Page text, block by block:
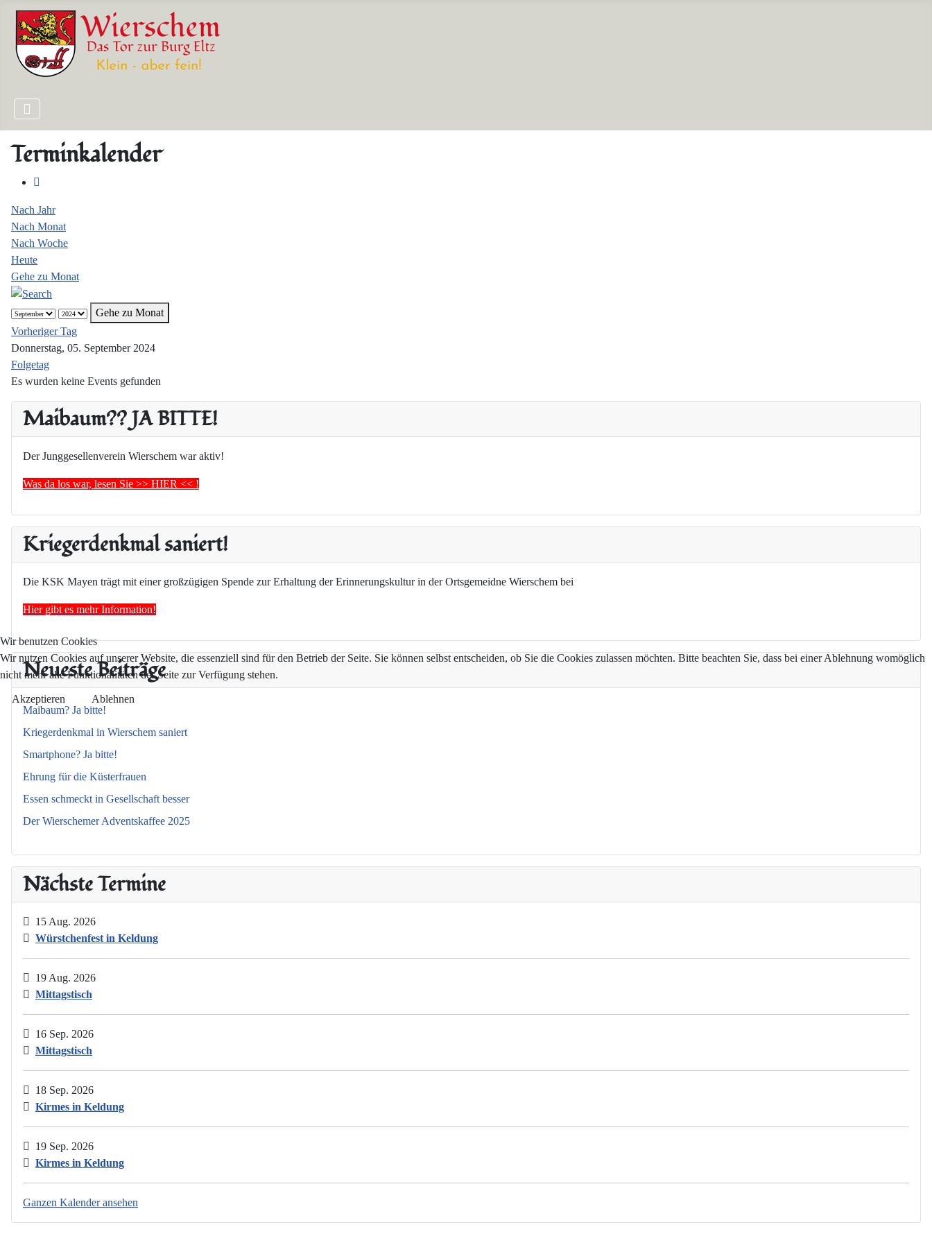
Maibaum?? JA BITTE!
Der Junggesellenverein Wierschem war aktiv!
Was da los war, lesen Sie >> HIER << !
Kriegerdenkmal saniert!
Die KSK Mayen trägt mit einer großzügigen Spende zur Erhaltung der Erinnerungskultur in der Ortsgemeidne Wierschem bei
Hier gibt es mehr Information!
Neueste Beiträge
Maibaum? Ja bitte!
Kriegerdenkmal in Wierschem saniert
Smartphone? Ja bitte!
Ehrung für die Küsterfrauen
Essen schmeckt in Gesellschaft besser
Der Wierschemer Adventskaffee 2025
Nächste Termine
15 Aug. 2026
Würstchenfest in Keldung
19 Aug. 2026
Mittagstisch
16 Sep. 2026
Mittagstisch
18 Sep. 2026
Kirmes in Keldung
19 Sep. 2026
Kirmes in Keldung
Ganzen Kalender ansehen
Terminkalender
Nach Jahr
Nach Monat
Nach Woche
Heute
Gehe zu Monat
Gehe zu Monat
Vorheriger Tag
Donnerstag, 05. September 2024
Folgetag
Es wurden keine Events gefunden
Wir benutzen Cookies
Wir nutzen Cookies auf unserer Website, die essenziell sind für den Betrieb der Seite. Sie können selbst entscheiden, ob Sie die Cookies zulassen möchten. Bitte beachten Sie, dass bei einer Ablehnung womöglich
nicht mehr alle Funktionalitäten der Seite zur Verfügung stehen.
Akzeptieren Ablehnen